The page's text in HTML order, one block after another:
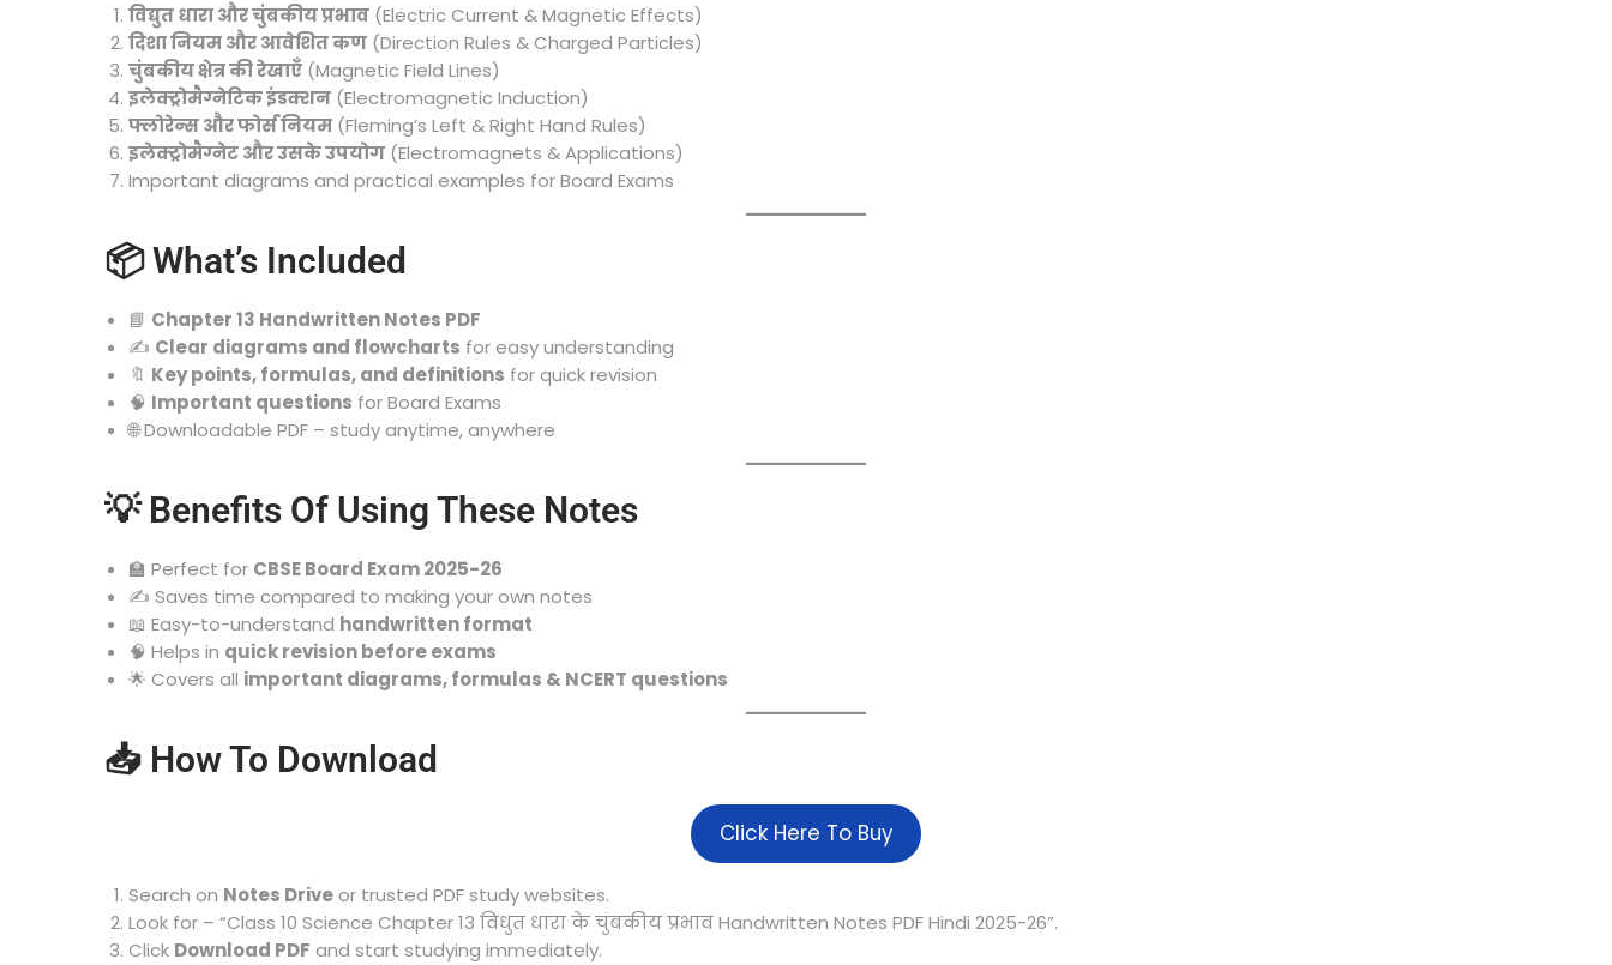
विद्युत धारा और चुंबकीय प्रभाव (Electric Current & Magnetic Effects)
दिशा नियम और आवेशित कण (Direction Rules & Charged Particles)
चुंबकीय क्षेत्र की रेखाएँ (Magnetic Field Lines)
इलेक्ट्रोमैग्नेटिक इंडक्शन (Electromagnetic Induction)
फ्लोरेन्स और फोर्स नियम (Fleming’s Left & Right Hand Rules)
इलेक्ट्रोमैग्नेट और उसके उपयोग (Electromagnets & Applications)
Important diagrams and practical examples for Board Exams
📦 What’s Included
📘 Chapter 13 Handwritten Notes PDF
✍️ Clear diagrams and flowcharts for easy understanding
🔖 Key points, formulas, and definitions for quick revision
🧠 Important questions for Board Exams
🌐 Downloadable PDF – study anytime, anywhere
💡 Benefits Of Using These Notes
🏫 Perfect for CBSE Board Exam 2025-26
✍️ Saves time compared to making your own notes
📖 Easy-to-understand handwritten format
🧠 Helps in quick revision before exams
🌟 Covers all important diagrams, formulas & NCERT questions
📥 How To Download
Click Here To Buy
Search on Notes Driveor trusted PDF study websites.
Look for – “Class 10 Science Chapter 13 विधुत धारा के चुंबकीय प्रभाव Handwritten Notes PDF Hindi 2025-26”.
Click Download PDF and start studying immediately.